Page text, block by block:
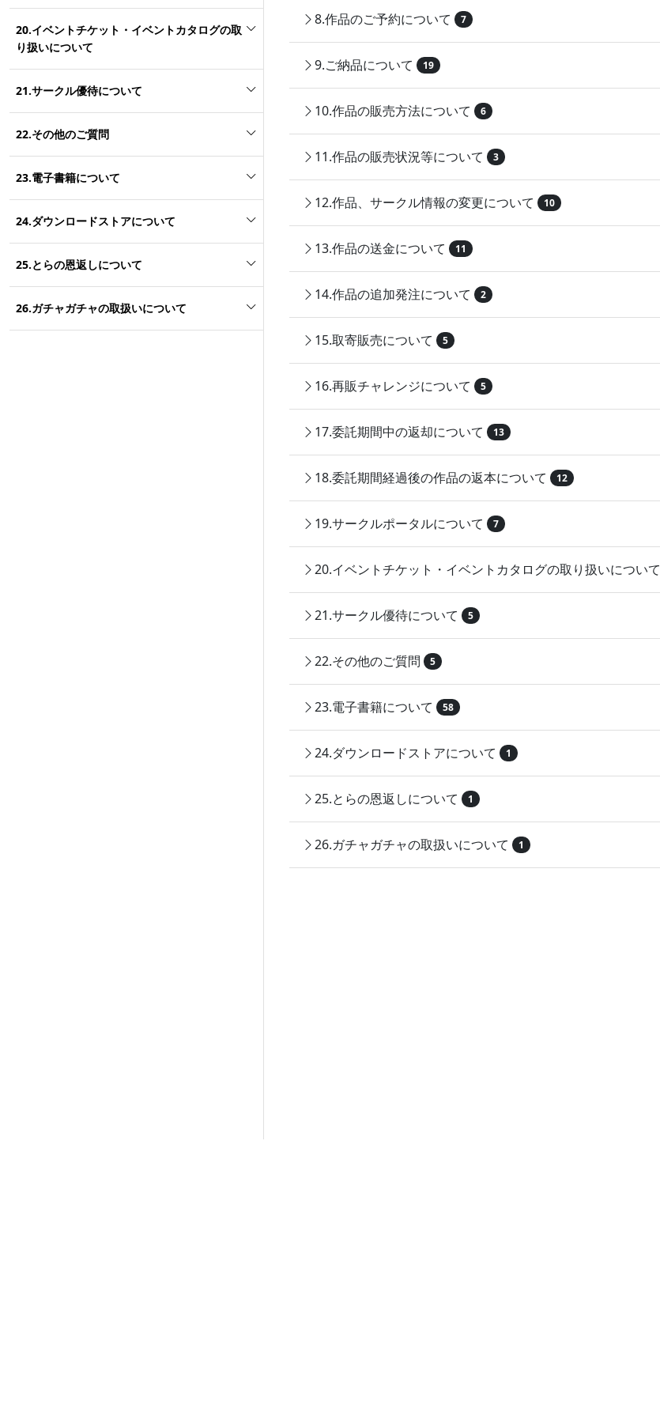
20.イベントチケット・イベントカタログの取
り扱いについて
21.サークル優待について
22.その他のご質問
23.電子書籍について
24.ダウンロードストアについて
25.とらの恩返しについて
26.ガチャガチャの取扱いについて
8.作品のご予約について 7
9.ご納品について 19
10.作品の販売方法について 6
11.作品の販売状況等について 3
12.作品、サークル情報の変更について 10
13.作品の送金について 11
14.作品の追加発注について 2
15.取寄販売について 5
16.再販チャレンジについて 5
17.委託期間中の返却について 13
18.委託期間経過後の作品の返本について 12
19.サークルポータルについて 7
20.イベントチケット・イベントカタログの取り扱いについて
21.サークル優待について 5
22.その他のご質問 5
23.電子書籍について 58
24.ダウンロードストアについて 1
25.とらの恩返しについて 1
26.ガチャガチャの取扱いについて 1